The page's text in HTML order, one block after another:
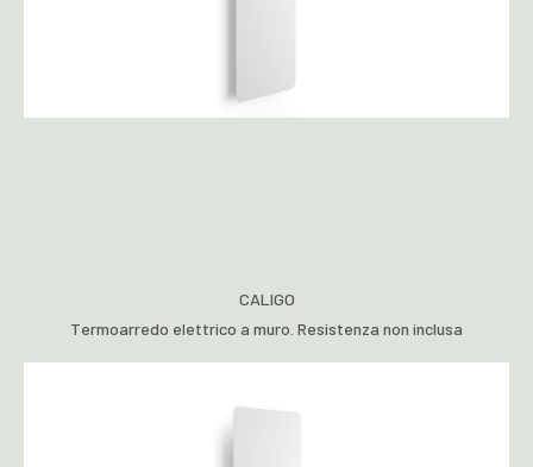
CALIGO
Termoarredo elettrico a muro. Resistenza non inclusa